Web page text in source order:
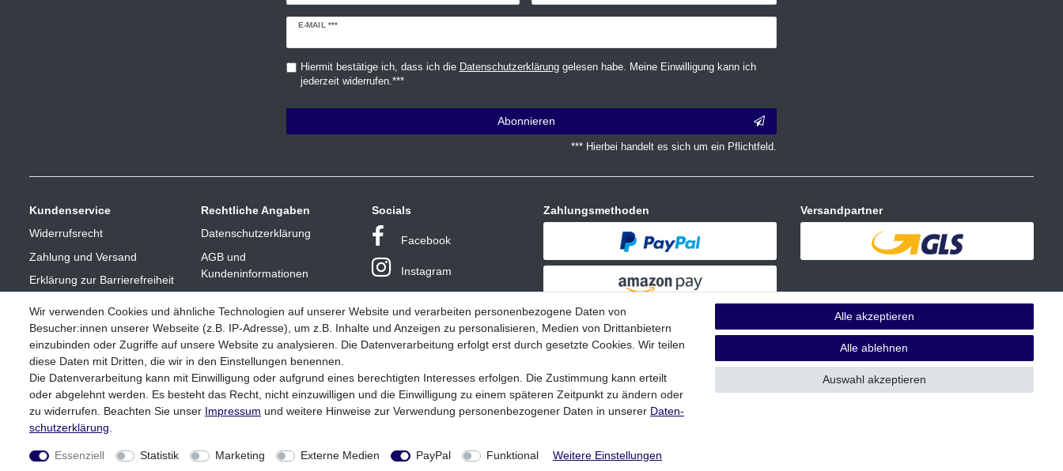
E-MAIL ***
Newsletter
Hiermit bestätige ich, dass ich die Daten­schutz­erklärunggelesen habe. Meine Einwilligung kann ich
jederzeit widerrufen.***
Abonnieren
*** Hierbei handelt es sich um ein Pflichtfeld.
Kundenservice
Widerrufsrecht
Zahlung und Versand
Erklärung zur Barrierefreiheit
Vertrag widerrufen
Rechtliche Angaben
Datenschutzerklärung
AGB und
Kundeninformationen
Impressum
Socials
Facebook
Instagram
Zahlungsmethoden Versandpartner
* Alle Preise inklusive MwSt. zzgl. Versandkosten
** Bei Variantenartikeln mit unterschiedlichen Preisen pro Variante bezieht sich die angegebene UVP auf die Variante mit dem niedrigsten Preis. Die UVP zu den weiteren Varianten wird bei Klick auf die jeweilige
© Copyright 2026 | Alle Rechte vorbehalten - Troutwerk Fishing GmbH
Wir verwenden Cookies und ähnliche Technologien auf unserer Website und verarbeiten personenbezogene Daten von
Besucher:innen unserer Webseite (z.B. IP-Adresse), um z.B. Inhalte und Anzeigen zu personalisieren, Medien von Drittanbietern
einzubinden oder Zugriffe auf unsere Website zu analysieren. Die Datenverarbeitung erfolgt erst durch gesetzte Cookies. Wir teilen
diese Daten mit Dritten, die wir in den Einstellungen benennen.
Die Datenverarbeitung kann mit Einwilligung oder aufgrund eines berechtigten Interesses erfolgen. Die Zustimmung kann erteilt
oder abgelehnt werden. Es besteht das Recht, nicht einzuwilligen und die Einwilligung zu einem späteren Zeitpunkt zu ändern oder
zu widerrufen. Beachten Sie unser Impressum und weitere Hinweise zur Verwendung personenbezogener Daten in unserer Daten­
schutz­erklärung
Essenziell Statistik Marketing Externe Medien PayPal Funktional Weitere Einstellungen
Alle akzeptieren
Alle ablehnen
Auswahl akzeptieren